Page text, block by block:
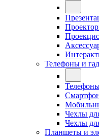
Телефоны и
Чехлы
Чехлы
Планшеты и